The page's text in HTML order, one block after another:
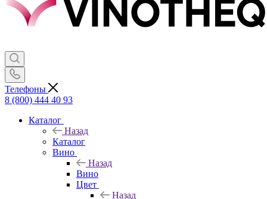
Телефоны
8 (800) 444 40 93
Каталог
Назад
Каталог
Вино
Назад
Вино
Цвет
Назад